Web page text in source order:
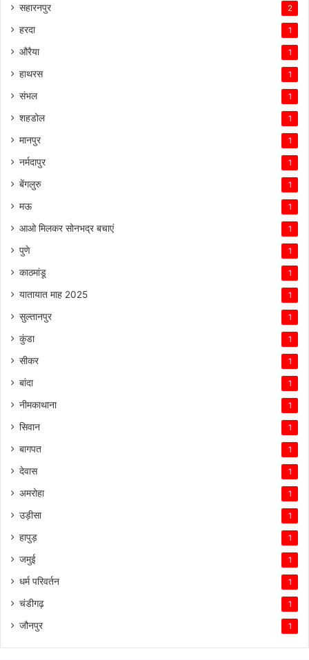
सहारनपुर 2
हरदा 1
औरैया 1
हाथरस 1
संभल 1
शहडोल 1
मानपुर 1
नर्मदापुर 1
बेंगलुरु 1
मऊ 1
आओ मिलकर सोनभद्र बचाएं 1
पुणे 1
काठमांडू 1
यातायात माह 2025 1
सुल्तानपुर 1
कुंडा 1
सीकर 1
बांदा 1
नीमकाथाना 1
सिवान 1
बागपत 1
देवास 1
अमरोहा 1
उड़ीसा 1
हापुड़ 1
जमुई 1
धर्म परिवर्तन 1
चंडीगढ़ 1
जौनपुर 1